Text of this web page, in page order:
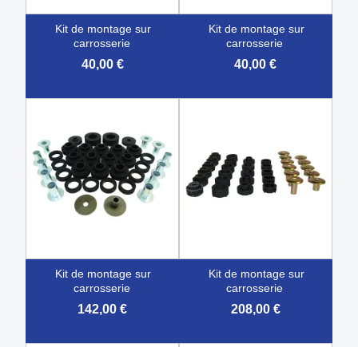
kit de montage sur
carrosserie
40,00 €
kit de montage sur
carrosserie
40,00 €
kit de montage sur
carrosserie
142,00 €
kit de montage sur
carrosserie
208,00 €